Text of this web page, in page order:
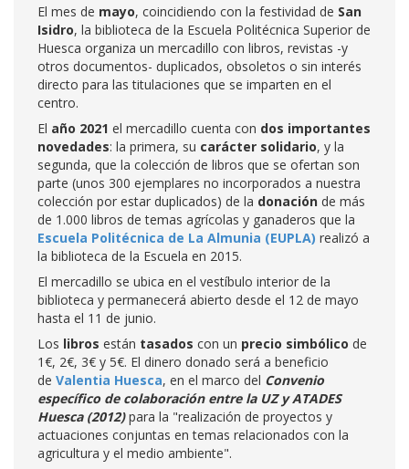
El mes de mayo, coincidiendo con la festividad de San
Isidro, la biblioteca de la Escuela Politécnica Superior de
Huesca organiza un mercadillo con libros, revistas -y
otros documentos- duplicados, obsoletos o sin interés
directo para las titulaciones que se imparten en el
centro.
El año 2021 el mercadillo cuenta con dos importantes
novedades: la primera, su carácter solidario, y la
segunda, que la colección de libros que se ofertan son
parte (unos 300 ejemplares no incorporados a nuestra
colección por estar duplicados) de la donación de más
de 1.000 libros de temas agrícolas y ganaderos que la
Escuela Politécnica de La Almunia (EUPLA) realizó a
la biblioteca de la Escuela en 2015.
El mercadillo se ubica en el vestíbulo interior de la
biblioteca y permanecerá abierto desde el 12 de mayo
hasta el 11 de junio.
Los libros están tasados con un precio simbólico de
1€, 2€, 3€ y 5€. El dinero donado será a beneficio
de Valentia Huesca, en el marco del Convenio
específico de colaboración entre la UZ y ATADES
Huesca (2012)para la "realización de proyectos y
actuaciones conjuntas en temas relacionados con la
agricultura y el medio ambiente".